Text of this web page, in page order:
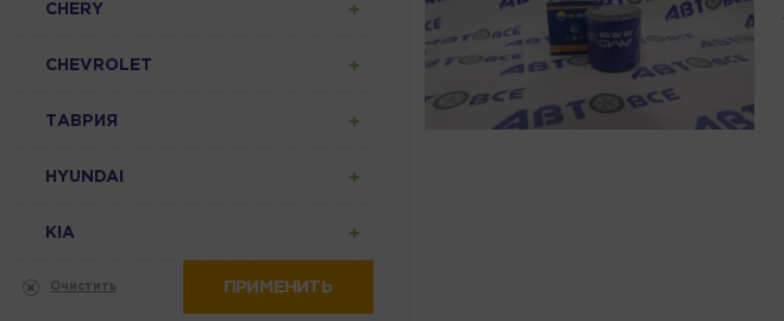
CHERY
CHEVROLET
ТАВРИЯ
HYUNDAI
KIA
Очистить ПРИМЕНИТЬ